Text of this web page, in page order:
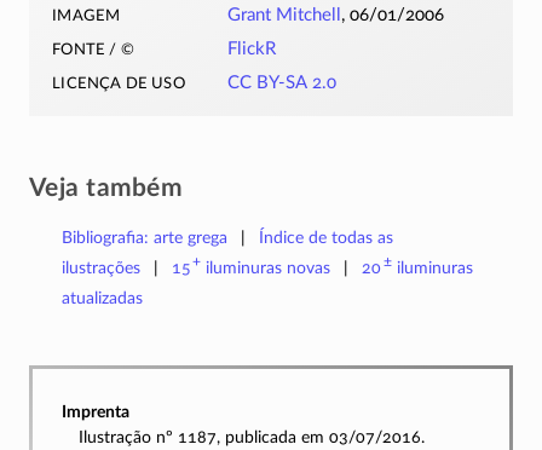
imagem Grant Mitchell , 06/01/2006
fonte / © FlickR
licença de uso CC BY-SA 2.0
Veja também
Bibliografia: arte grega
Índice de todas as
ilustrações
15+ iluminuras novas 20±iluminuras
atualizadas
Imprenta
Ilustração nº 1187, publicada em 03/07/2016.